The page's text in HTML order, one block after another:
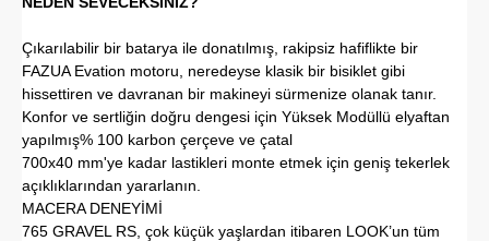
Çıkarılabilir bir batarya ile donatılmış, rakipsiz hafiflikte bir
FAZUA Evation motoru, neredeyse klasik bir bisiklet gibi
hissettiren ve davranan bir makineyi sürmenize olanak tanır.
Konfor ve sertliğin doğru dengesi için Yüksek Modüllü elyaftan
yapılmış% 100 karbon çerçeve ve çatal
700x40 mm'ye kadar lastikleri monte etmek için geniş tekerlek
açıklıklarından yararlanın.
MACERA DENEYİMİ
765 GRAVEL RS, çok küçük yaşlardan itibaren LOOK’un tüm